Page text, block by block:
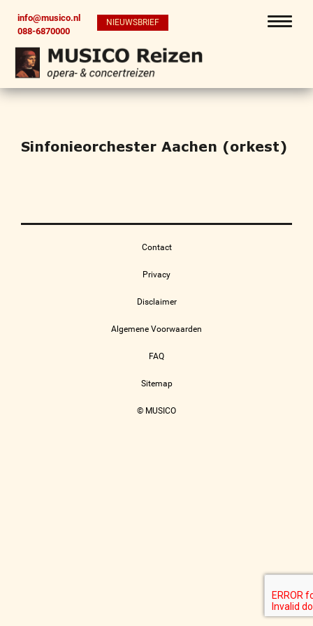
info@musico.nl
088-6870000
NIEUWSBRIEF
Sinfonieorchester Aachen (orkest)
Contact
Privacy
Disclaimer
Algemene Voorwaarden
FAQ
Sitemap
© MUSICO